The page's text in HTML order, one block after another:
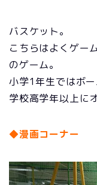
バスケット。
こちらはよくゲー
のゲーム。
小学1年生ではボ
学校高学年以上に
◆漫画コーナー